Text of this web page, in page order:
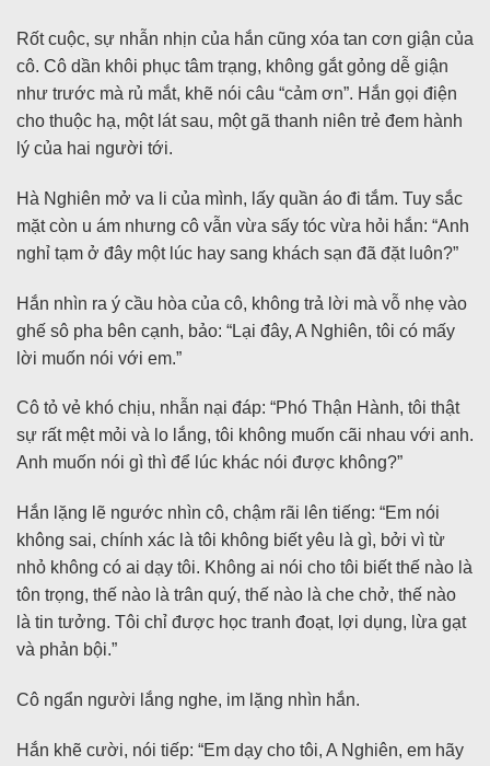
Rốt cuộc, sự nhẫn nhịn của hắn cũng xóa tan cơn giận của
cô. Cô dần khôi phục tâm trạng, không gắt gỏng dễ giận
như trước mà rủ mắt, khẽ nói câu “cảm ơn”. Hắn gọi điện
cho thuộc hạ, một lát sau, một gã thanh niên trẻ đem hành
lý của hai người tới.
Hà Nghiên mở va li của mình, lấy quần áo đi tắm. Tuy sắc
mặt còn u ám nhưng cô vẫn vừa sấy tóc vừa hỏi hắn: “Anh
nghỉ tạm ở đây một lúc hay sang khách sạn đã đặt luôn?”
Hắn nhìn ra ý cầu hòa của cô, không trả lời mà vỗ nhẹ vào
ghế sô pha bên cạnh, bảo: “Lại đây, A Nghiên, tôi có mấy
lời muốn nói với em.”
Cô tỏ vẻ khó chịu, nhẫn nại đáp: “Phó Thận Hành, tôi thật
sự rất mệt mỏi và lo lắng, tôi không muốn cãi nhau với anh.
Anh muốn nói gì thì để lúc khác nói được không?”
Hắn lặng lẽ ngước nhìn cô, chậm rãi lên tiếng: “Em nói
không sai, chính xác là tôi không biết yêu là gì, bởi vì từ
nhỏ không có ai dạy tôi. Không ai nói cho tôi biết thế nào là
tôn trọng, thế nào là trân quý, thế nào là che chở, thế nào
là tin tưởng. Tôi chỉ được học tranh đoạt, lợi dụng, lừa gạt
và phản bội.”
Cô ngẩn người lắng nghe, im lặng nhìn hắn.
Hắn khẽ cười, nói tiếp: “Em dạy cho tôi, A Nghiên, em hãy